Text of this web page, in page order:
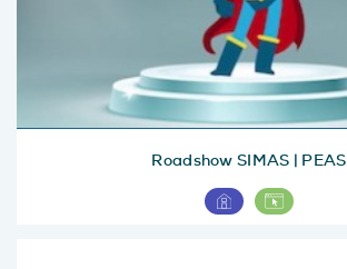
Roadshow SIMAS | PEAS